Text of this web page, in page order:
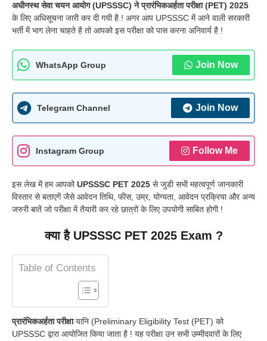
अधीनस्थ सेवा चयन आयोग (UPSSSC) ने प्रारंभिकअर्हता परीक्षा (PET) 2025
के लिए अधिसूचना जारी कर दी गयी है ! अगर आप UPSSSC में आने वाली सरकारी
भर्ती में भाग लेना चाहते है तो आपको इस परीक्षा को पास करना अनिवार्य है !
WhatsApp Group Join Now
Telegram Channel Join Now
Instagram Group Follow Me
इस लेख में हम आपकोUPSSSC PET 2025 से जुडी सभी महत्वपूर्ण जानकारी
विस्तार से बताएगें जैसे आवेदन तिथि, फीस, उम्र, योग्यता, आवेदन प्रक्रिया और अन्य
जरुरी बातें जो परीक्षा में तैयारी कर रहे छात्रों के लिए उपयोगी साबित होगी !
क्या है UPSSSC PET 2025 Exam ?
Table of Contents
प्रारंभिकअर्हता परीक्षायानि (Preliminary Eligibility Test (PET) को
UPSSSC द्वारा आयोजित किया जाता है ! यह परीक्षा उन सभी उम्मीदवारों के लिए